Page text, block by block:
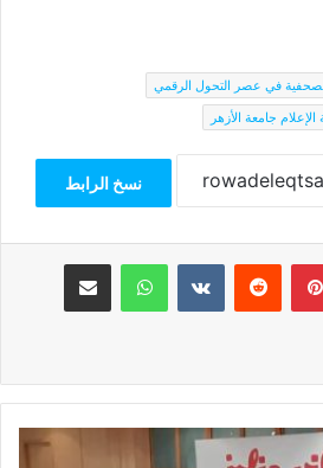
في عصر التحول الرقمي
الإعلام جامعة الأزهر
نسخ الرابط
بينتيريست واتساب مشاركة عبر البريد